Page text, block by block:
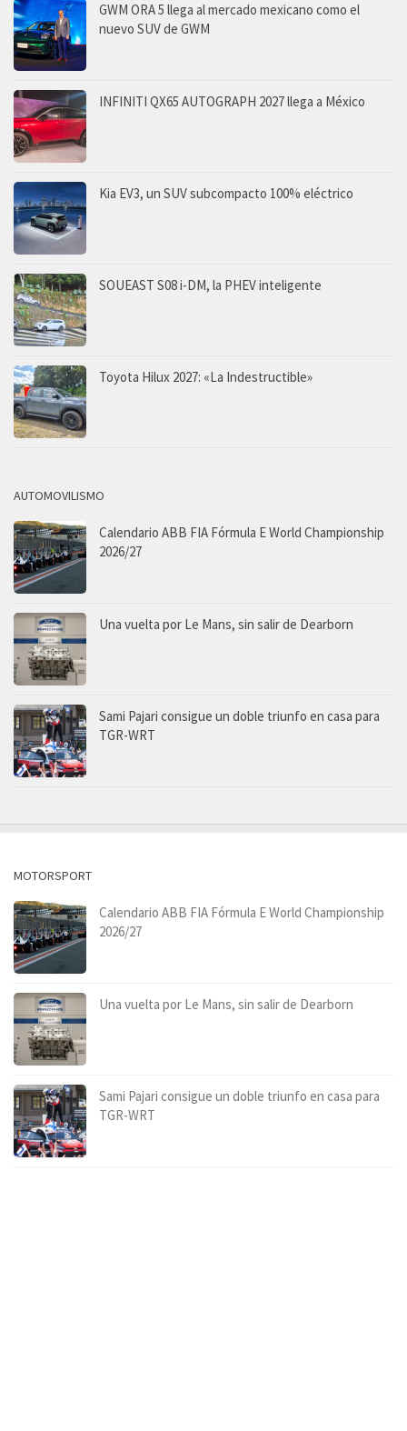
GWM ORA 5 llega al mercado mexicano como el
nuevo SUV de GWM
INFINITI QX65 AUTOGRAPH 2027 llega a México
Kia EV3, un SUV subcompacto 100% eléctrico
SOUEAST S08 i-DM, la PHEV inteligente
Toyota Hilux 2027: «La Indestructible»
AUTOMOVILISMO
Calendario ABB FIA Fórmula E World Championship
2026/27
Una vuelta por Le Mans, sin salir de Dearborn
Sami Pajari consigue un doble triunfo en casa para
TGR-WRT
MOTORSPORT
Calendario ABB FIA Fórmula E World Championship
2026/27
Una vuelta por Le Mans, sin salir de Dearborn
Sami Pajari consigue un doble triunfo en casa para
TGR-WRT